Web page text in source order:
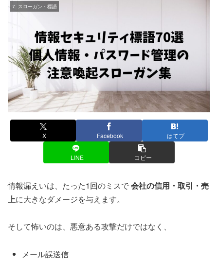
7. スローガン・標語
X Facebook はてブ
LINE コピー
情報漏えいは、たった1回のミスで会社の信用・取引・売
上に大きなダメージを与えます。
そして怖いのは、悪意ある攻撃だけではなく、
メール誤送信